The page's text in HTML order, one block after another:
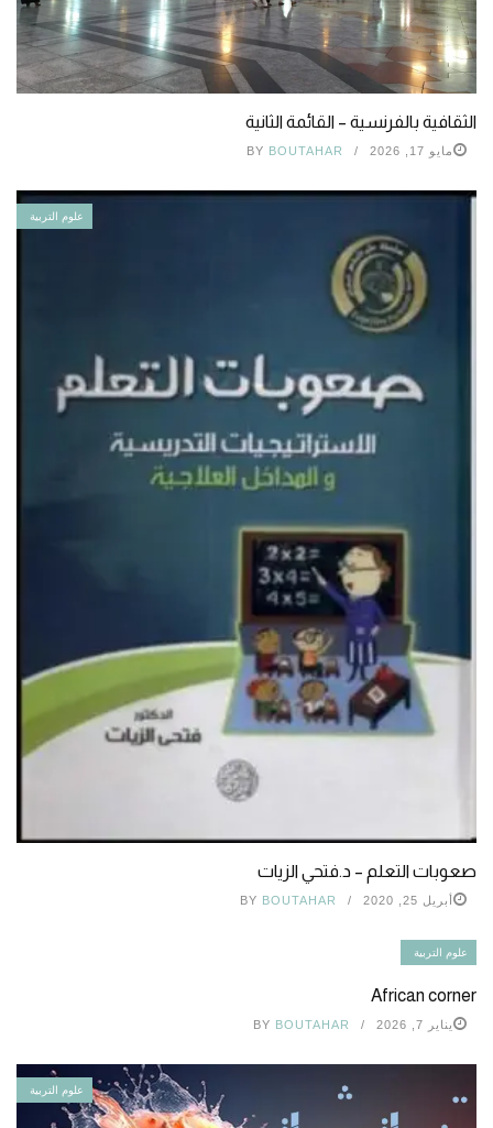
الثقافية بالفرنسية – القائمة الثانية
مايو 17, 2026 BY BOUTAHAR
علوم التربية
صعوبات التعلم – د.فتحي الزيات
أبريل 25, 2020 BY BOUTAHAR
علوم التربية
African corner
يناير 7, 2026 BY BOUTAHAR
علوم التربية